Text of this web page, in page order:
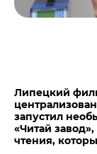
Липецкий
запустил
«Читай
чтения,
Служба